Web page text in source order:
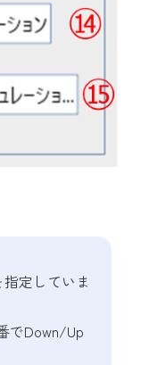
定していま
でDown/Up